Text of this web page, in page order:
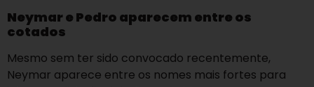
Neymar e Pedro aparecem entre os
cotados
Mesmo sem ter sido convocado recentemente,
Neymar aparece entre os nomes mais fortes para